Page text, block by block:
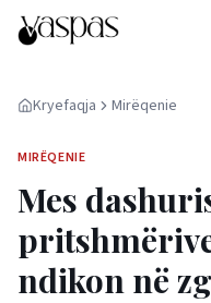
Kryefaqja Mirëqenie
MIRËQENIE
Mes
ndikon në